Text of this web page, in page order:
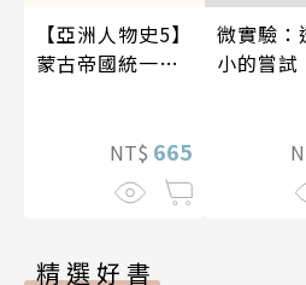
【亞洲人物史5】
蒙古帝國統一歐
NT$ 665
微實驗：
小的嘗試
精選好書